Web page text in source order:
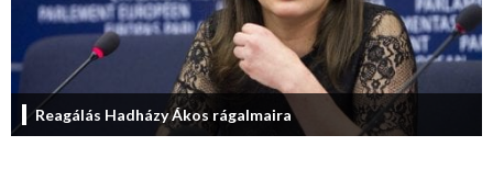
Reagálás Hadházy Ákos rágalmaira